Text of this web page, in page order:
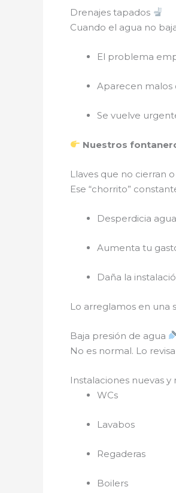
Drenajes tapados
Cuando el agua no
El problema
Aparecen malos
Se vuelve
Nuestros
Llaves que no cierran
Ese “chorrito”
Desperdicia agua
Aumenta tu
Daña la
Lo arreglamos en una
Baja presión de agua
No es normal. Lo
Instalaciones nuevas
WCs
Lavabos
Regaderas
Boilers